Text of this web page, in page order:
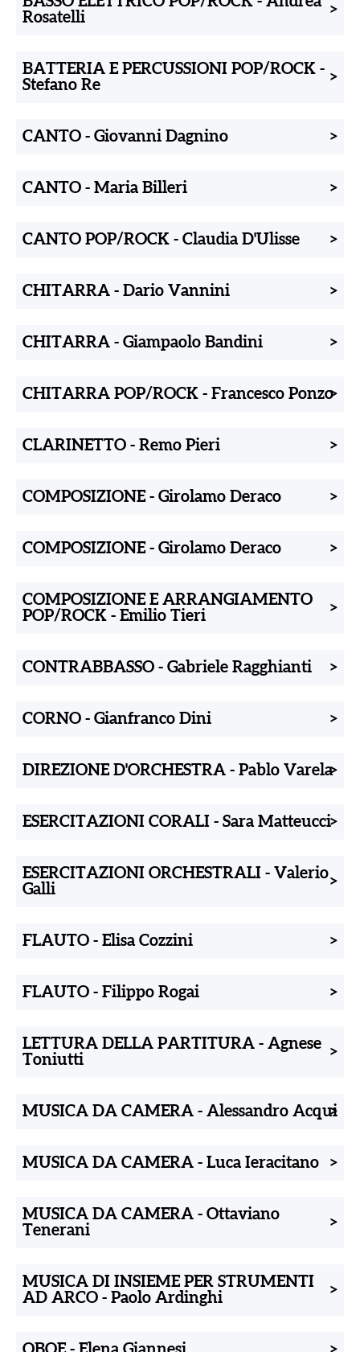
Rosatelli
>
BATTERIA E PERCUSSIONI POP/ROCK -
Stefano Re
>
CANTO - Giovanni Dagnino >
CANTO - Maria Billeri >
CANTO POP/ROCK - Claudia D'Ulisse >
CHITARRA - Dario Vannini >
CHITARRA - Giampaolo Bandini >
CHITARRA POP/ROCK - Francesco Ponzo>
CLARINETTO - Remo Pieri >
COMPOSIZIONE - Girolamo Deraco >
COMPOSIZIONE - Girolamo Deraco >
COMPOSIZIONE E ARRANGIAMENTO
POP/ROCK - Emilio Tieri >
CONTRABBASSO - Gabriele Ragghianti >
CORNO - Gianfranco Dini >
DIREZIONE D'ORCHESTRA - Pablo Varela>
ESERCITAZIONI CORALI - Sara Matteucci>
ESERCITAZIONI ORCHESTRALI - Valerio
Galli
>
FLAUTO - Elisa Cozzini >
FLAUTO - Filippo Rogai >
LETTURA DELLA PARTITURA - Agnese
Toniutti
>
MUSICA DA CAMERA - Alessandro Acqui
>
MUSICA DA CAMERA - Luca Ieracitano >
MUSICA DA CAMERA - Ottaviano
Tenerani
>
MUSICA DI INSIEME PER STRUMENTI
AD ARCO - Paolo Ardinghi >